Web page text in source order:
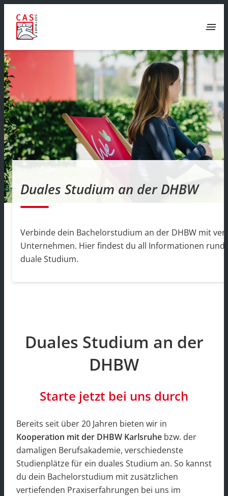
menu
Duales Studium an der DHBW
Verbinde dein Bachelorstudium an der DHBW mit
Unternehmen. Hier findest du all Informationen
duale Studium.
Duales Studium an der
DHBW
Starte jetzt bei uns durch
Bereits seit über 20 Jahren bieten wir in
Kooperation mit der DHBW Karlsruhe bzw. der
damaligen Berufsakademie, verschiedenste
Studienplätze für ein duales Studium an. So kannst
du dein Bachelorstudium mit zusätzlichen
vertiefenden Praxiserfahrungen bei uns im